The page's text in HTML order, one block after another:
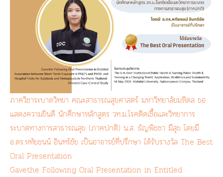
ภาควิชาระบาดวิทยา คณะสาธารณสุขศาสตร์ มหาวิทยาลัยมหิดล ขอ
แสดงความยินดี นักศึกษาหลักสูตร วท.ม.โรคติดเชื้อและวิทยาการ
ระบาดทางการสาธารณสุข (ภาคปกติ) น.ส. ธัญพิชชา มีสุข โดยมี
อ.ดร.หทัยชนน์ อินทร์ชัย เป็นอาจารย์ที่ปรึกษา ได้รับรางวัล The Best
Oral Presentation
Gavethe Following Oral Presentation in Entitled